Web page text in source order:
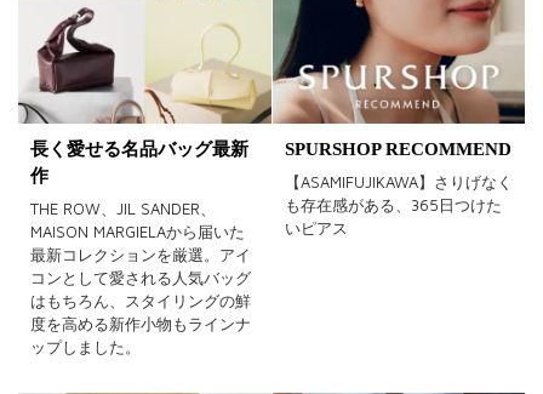
長く愛せる名品バッグ最新
作
THE ROW、JIL SANDER、
MAISON MARGIELAから届いた
最新コレクションを厳選。アイ
コンとして愛される人気バッグ
はもちろん、スタイリングの鮮
度を高める新作小物もラインナ
ップしました。
SPURSHOP RECOMMEND
【ASAMIFUJIKAWA】さりげなく
も存在感がある、365日つけた
いピアス